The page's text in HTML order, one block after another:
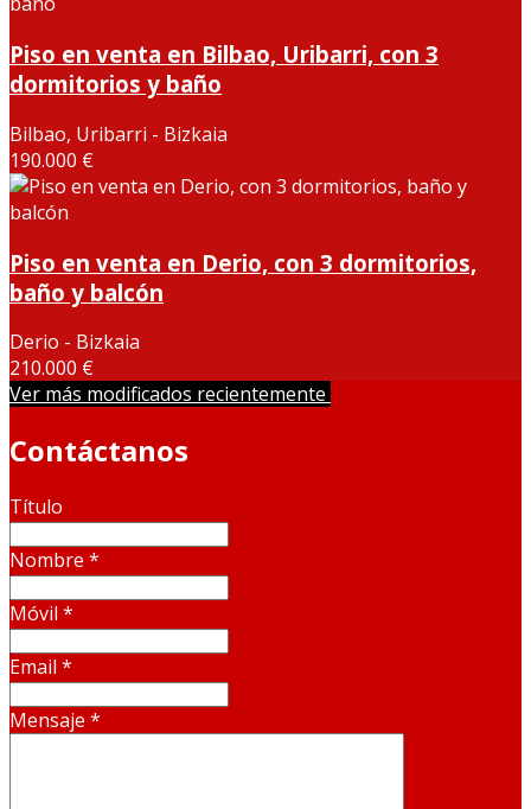
Piso en venta en Bilbao, Uribarri, con 3
dormitorios y baño
Bilbao, Uribarri - Bizkaia
190.000 €
Piso en venta en Derio, con 3 dormitorios,
baño y balcón
Derio - Bizkaia
210.000 €
Ver más modificados recientemente
Contáctanos
Título
Nombre *
Móvil *
Email *
Mensaje *